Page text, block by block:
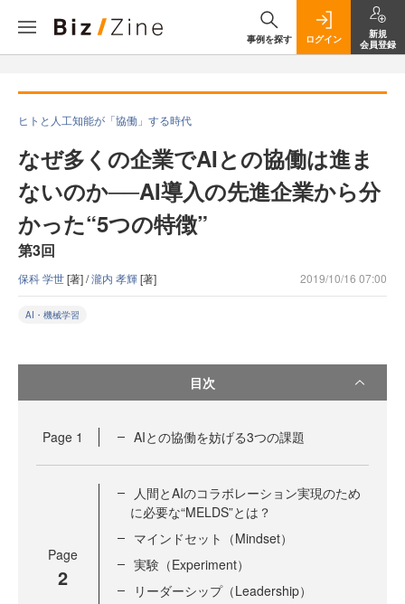
事例を探す ログイン
新規
会員登録
ヒトと人工知能が「協働」する時代
なぜ多くの企業でAIとの協働は進ま
ないのか──AI導入の先進企業から分
かった“5つの特徴”
第3回
保科 学世[著] /瀧内 孝輝[著] 2019/10/16 07:00
AI・機械学習
目次
Page 1 AIとの協働を妨げる3つの課題
Page
2
人間とAIのコラボレーション実現のため
に必要な“MELDS”とは？
マインドセット（Mindset）
実験（Experiment）
リーダーシップ（Leadership）